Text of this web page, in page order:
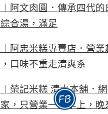
阿文肉圓．傳承四代的
合湯，滿足
阿忠米糕專賣店．營
口味不重走清爽系
榮記米糕 清水本舖．
，只營業一個早上，晚